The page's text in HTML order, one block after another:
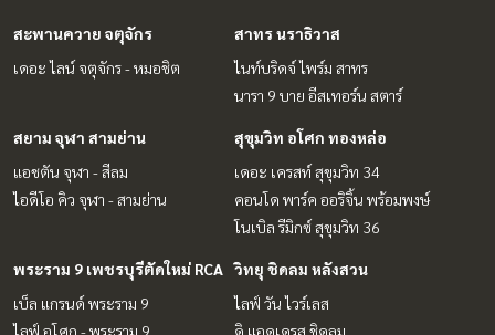
glor #khunbyyoo #sansiri #condosukhumvit #sukhumvitc
ondo #phromphongcondo #phromphonghouse #2bedro
omsphromphong #duplexcondo #duplex #2bedroomphro
mphong #bigcondo #bigspacecondo #btsphromphong #l
uxurycondo #emsphere #emquatier #emporium #condon
earphromphong #condonearbts #condo #100sqmcondo
#duplex #highfloorroom #highfloorcondo #niceviewcond
o
สะพานควาย จตุจักร
เดอะ ไลน์ จตุจักร - หมอชิต
สาทร นราธิวาส
ไนท์บริดจ์ ไพร์ม สาทร
นารา 9 บาย อีสเทอร์น สตาร์
สยาม จุฬา สามย่าน
แอชตัน จุฬา - สีลม
ไอดีโอ คิว จุฬา - สามย่าน
สุขุมวิท อโศก ทองหล่อ
เดอะ เครสท์ สุขุมวิท 34
คอนโด พาร์ค ออริจิ้น พร้อมพงษ์
โนเบิล รีมิกซ์ สุขุมวิท 36
พระราม 9 เพชรบุรีตัดใหม่ RCA
เบ็ล แกรนด์ พระราม 9
ไลฟ์ อโศก - พระราม 9
วิทยุ ชิดลม หลังสวน
ไลฟ์ วัน ไวร์เลส
ดิ แอดเดรส ชิดลม